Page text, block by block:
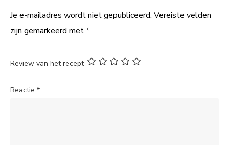
Je e-mailadres wordt niet gepubliceerd. Vereiste velden
zijn gemarkeerd met*
Review van het recept
Reactie *